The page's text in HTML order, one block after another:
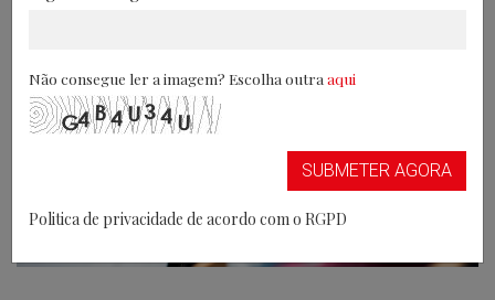
Não consegue ler a imagem? Escolha outra aqui
SUBMETER AGORA
Politica de privacidade de acordo com o RGPD